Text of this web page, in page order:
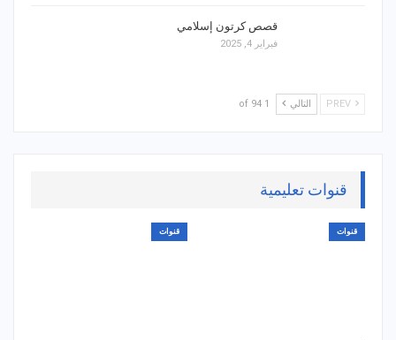
قصص كرتون إسلامي
فبراير 4, 2025
التالي 1 of 94
قنوات تعليمية
قنوات قنوات